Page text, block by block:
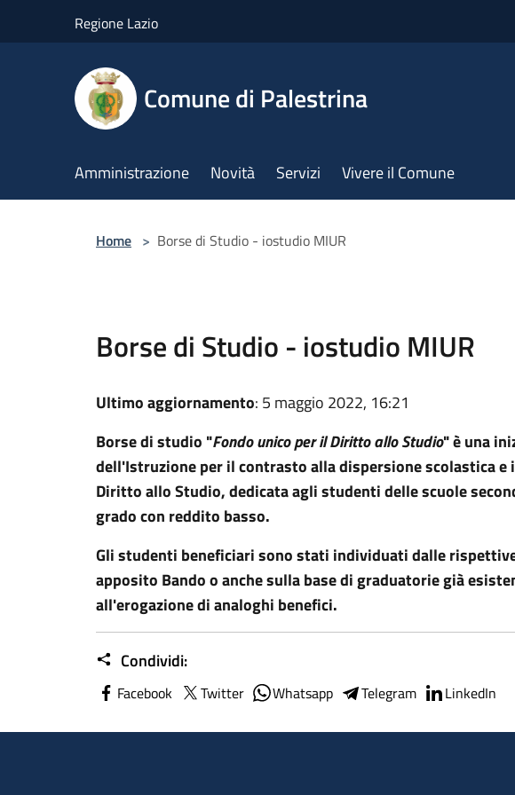
Regione Lazio
Comune di Palestrina
Amministrazione Novità Servizi Vivere il Comune
Home > Borse di Studio - iostudio MIUR
Borse di Studio - iostudio MIUR
Ultimo aggiornamento: 5 maggio 2022, 16:21
Borse di studio "Fondo unico per il Diritto allo Studio" è una
dell'Istruzione per il contrasto alla dispersione scolastica e
Diritto allo Studio, dedicata agli studenti delle scuole
grado con reddito basso.
Gli studenti beneficiari sono stati individuati dalle
apposito Bando o anche sulla base di graduatorie già
all'erogazione di analoghi benefici.
Condividi:
Facebook Twitter Whatsapp Telegram LinkedIn